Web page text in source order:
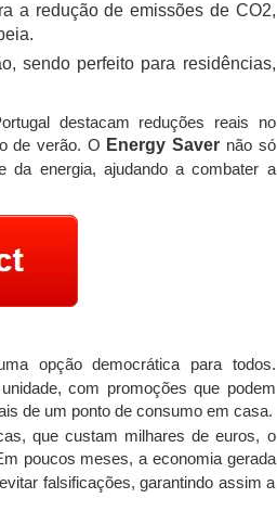
a redução de emissões de CO2,
sendo perfeito para residências,
destacam reduções reais no
de verão. O Energy Saver não só
da energia, ajudando a combater a
opção democrática para todos.
com promoções que podem
de um ponto de consumo em casa.
que custam milhares de euros, o
poucos meses, a economia gerada
falsificações, garantindo assim a